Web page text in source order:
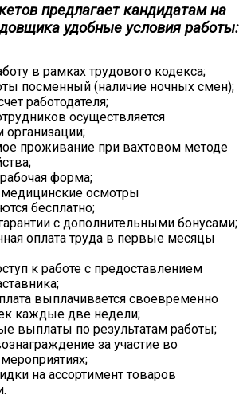
предлагает кандидатам на
удобные условия работы:
в рамках трудового кодекса;
посменный (наличие ночных смен);
работодателя;
осуществляется
организации;
проживание при вахтовом методе
форма;
осмотры
бесплатно;
с дополнительными бонусами;
оплата труда в первые месяцы
к работе с предоставлением
выплачивается своевременно
каждые две недели;
выплаты по результатам работы;
за участие во
на ассортимент товаров